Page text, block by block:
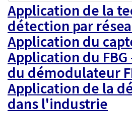
Application de la
détection par
Application du
Application du
du démodulateur
Application de la
dans l'industrie